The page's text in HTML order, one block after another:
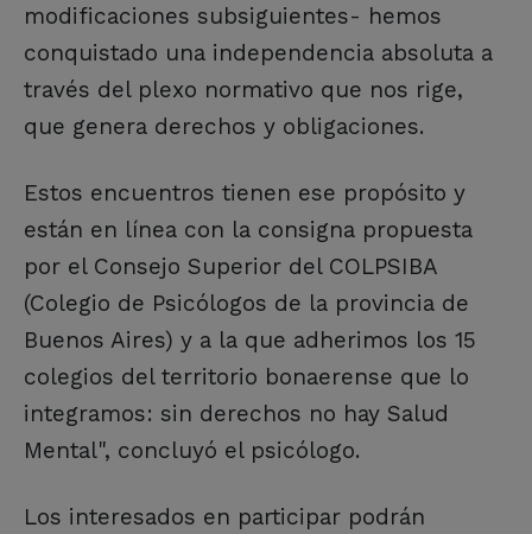
modificaciones subsiguientes- hemos
conquistado una independencia absoluta a
través del plexo normativo que nos rige,
que genera derechos y obligaciones.
Estos encuentros tienen ese propósito y
están en línea con la consigna propuesta
por el Consejo Superior del COLPSIBA
(Colegio de Psicólogos de la provincia de
Buenos Aires) y a la que adherimos los 15
colegios del territorio bonaerense que lo
integramos: sin derechos no hay Salud
Mental", concluyó el psicólogo.
Los interesados en participar podrán